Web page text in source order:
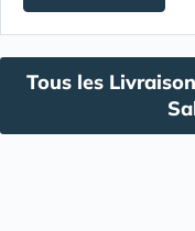
Tous les